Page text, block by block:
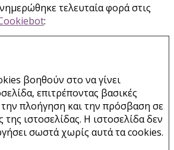
τελευταία φορά στις
:
βοηθούν στο να γίνει
επιτρέποντας βασικές
την πλοήγηση και την πρόσβαση σε
της ιστοσελίδας. Η ιστοσελίδα δεν
σωστά χωρίς αυτά τα cookies.